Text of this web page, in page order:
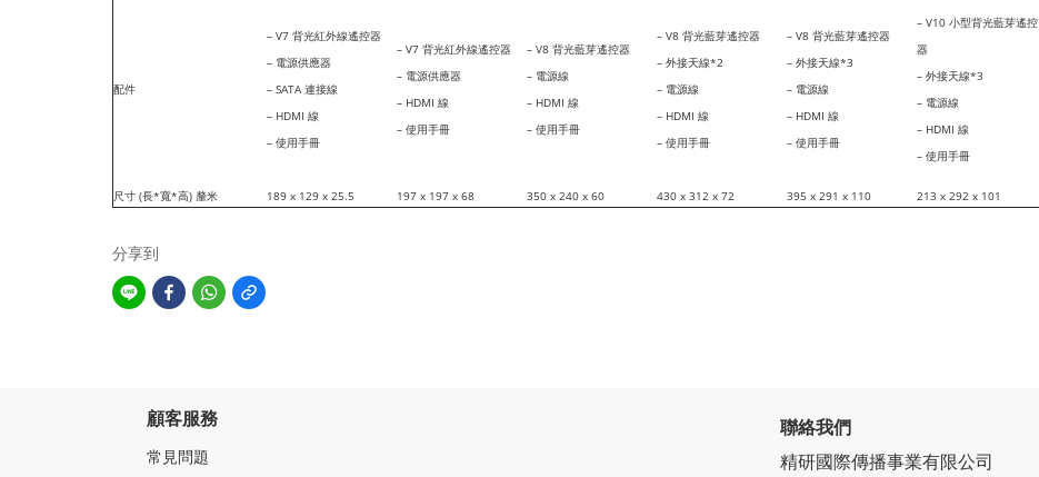
配件
– V7 背光紅外線遙控器
– 電源供應器
– SATA 連接線
– HDMI 線
– 使用手冊
– V7 背光紅外線遙控器
– 電源供應器
– HDMI 線
– 使用手冊
– V8 背光藍芽遙控器
– 電源線
– HDMI 線
– 使用手冊
– V8 背光藍芽遙控器
– 外接天線*2
– 電源線
– HDMI 線
– 使用手冊
– V8 背光藍芽遙控器
– 外接天線*3
– 電源線
– HDMI 線
– 使用手冊
– V10 小型背光藍芽遙控
器
– 外接天線*3
– 電源線
– HDMI 線
– 使用手冊
尺寸 (長*寬*高) 釐米
189 x 129 x 25.5 197 x 197 x 68 350 x 240 x 60 430 x 312 x 72 395 x 291 x 110 213 x 292 x 101
分享到
顧客服務
常見問題
聯絡我們
精研國際傳播事業有限公司